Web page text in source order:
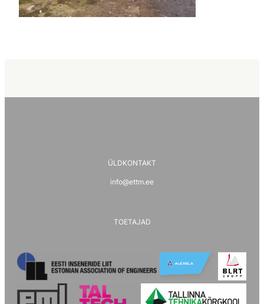
ÜLDKONTAKT
info@ettm.ee
TOETAJAD